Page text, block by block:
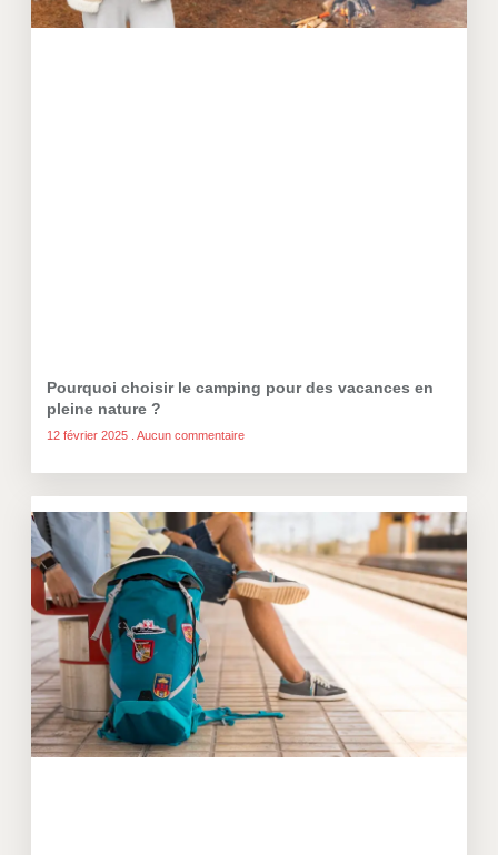
Pourquoi choisir le camping pour des vacances en
pleine nature ?
12 février 2025 Aucun commentaire